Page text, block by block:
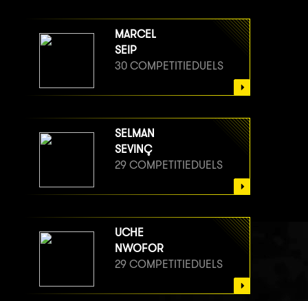
MARCEL
SEIP
30 COMPETITIEDUELS
SELMAN
SEVINÇ
29 COMPETITIEDUELS
UCHE
NWOFOR
29 COMPETITIEDUELS